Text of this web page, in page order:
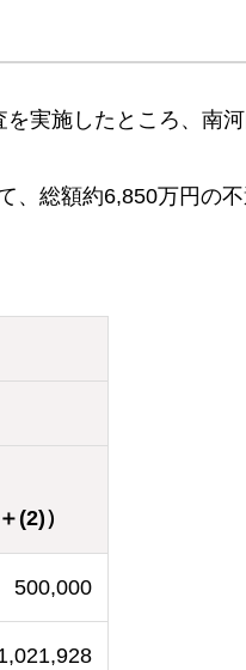
実施したところ、南
、総額約6,850万円の
(2)）
500,000